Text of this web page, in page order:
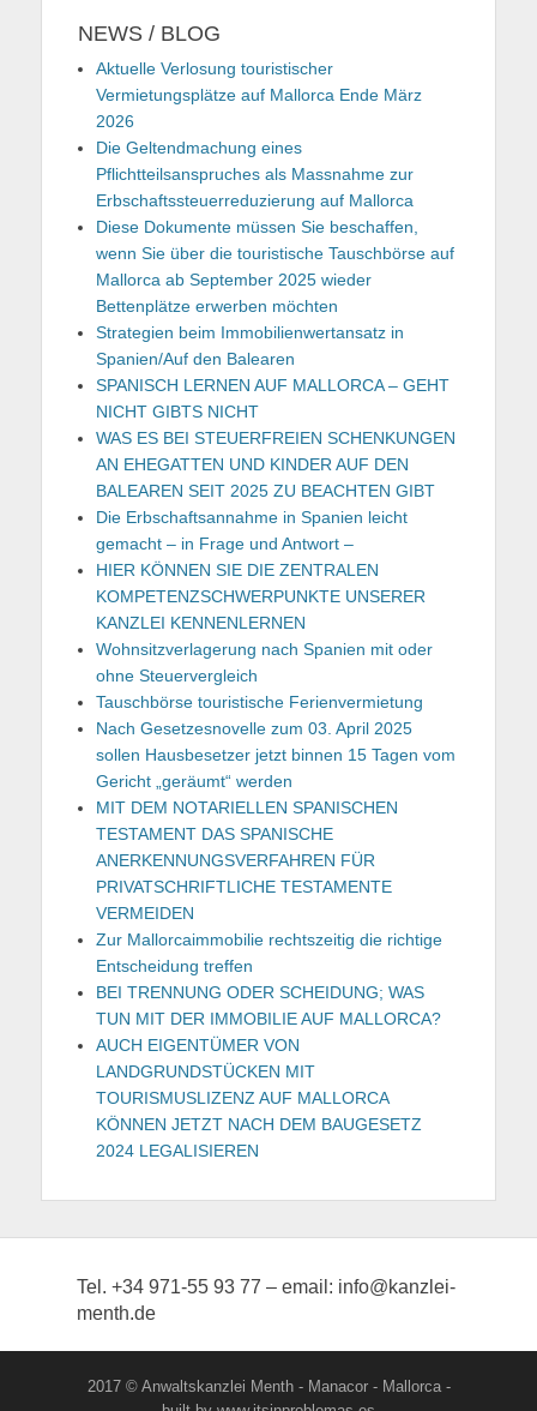
NEWS / BLOG
Aktuelle Verlosung touristischer
Vermietungsplätze auf Mallorca Ende März
2026
Die Geltendmachung eines
Pflichtteilsanspruches als Massnahme zur
Erbschaftssteuerreduzierung auf Mallorca
Diese Dokumente müssen Sie beschaffen,
wenn Sie über die touristische Tauschbörse auf
Mallorca ab September 2025 wieder
Bettenplätze erwerben möchten
Strategien beim Immobilienwertansatz in
Spanien/Auf den Balearen
SPANISCH LERNEN AUF MALLORCA – GEHT
NICHT GIBTS NICHT
WAS ES BEI STEUERFREIEN SCHENKUNGEN
AN EHEGATTEN UND KINDER AUF DEN
BALEAREN SEIT 2025 ZU BEACHTEN GIBT
Die Erbschaftsannahme in Spanien leicht
gemacht – in Frage und Antwort –
HIER KÖNNEN SIE DIE ZENTRALEN
KOMPETENZSCHWERPUNKTE UNSERER
KANZLEI KENNENLERNEN
Wohnsitzverlagerung nach Spanien mit oder
ohne Steuervergleich
Tauschbörse touristische Ferienvermietung
Nach Gesetzesnovelle zum 03. April 2025
sollen Hausbesetzer jetzt binnen 15 Tagen vom
Gericht „geräumt“ werden
MIT DEM NOTARIELLEN SPANISCHEN
TESTAMENT DAS SPANISCHE
ANERKENNUNGSVERFAHREN FÜR
PRIVATSCHRIFTLICHE TESTAMENTE
VERMEIDEN
Zur Mallorcaimmobilie rechtszeitig die richtige
Entscheidung treffen
BEI TRENNUNG ODER SCHEIDUNG; WAS
TUN MIT DER IMMOBILIE AUF MALLORCA?
AUCH EIGENTÜMER VON
LANDGRUNDSTÜCKEN MIT
TOURISMUSLIZENZ AUF MALLORCA
KÖNNEN JETZT NACH DEM BAUGESETZ
2024 LEGALISIEREN
Tel. +34 971-55 93 77 – email: info@kanzlei-
menth.de
2017 © Anwaltskanzlei Menth - Manacor - Mallorca -